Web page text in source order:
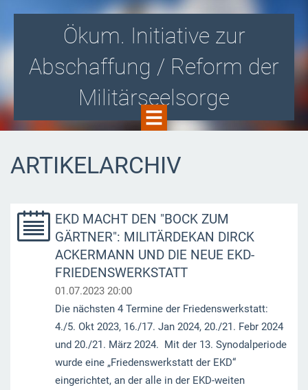
Ökum. Initiative zur
Abschaffung / Reform der
Militärseelsorge
Gegen die Zusammenarbeit von Kirche
und Militär! Für eine kirchlich
Aussteigerbegleitung und -beratung!
ARTIKELARCHIV
EKD MACHT DEN "BOCK ZUM
GÄRTNER": MILITÄRDEKAN DIRCK
ACKERMANN UND DIE NEUE EKD-
FRIEDENSWERKSTATT
01.07.2023 20:00
Die nächsten 4 Termine der Friedenswerkstatt:
4./5. Okt 2023, 16./17. Jan 2024, 20./21. Febr 2024
und 20./21. März 2024. Mit der 13. Synodalperiode
wurde eine „Friedenswerkstatt der EKD“
eingerichtet, an der alle in der EKD-weiten